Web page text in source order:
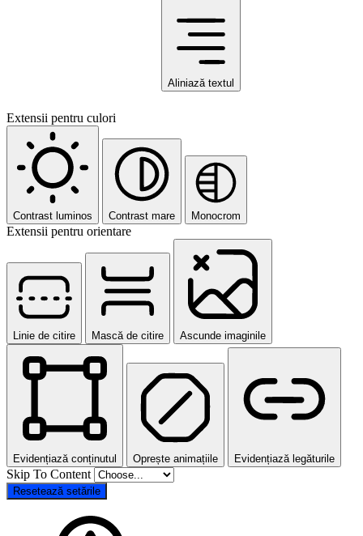
Aliniază textul
Extensii pentru culori
Contrast luminos Contrast mare Monocrom
Extensii pentru orientare
Linie de citire Mască de citire Ascunde imaginile
Evidențiază conținutul Oprește animațiile Evidențiază legăturile
Skip To Content
Resetează setările